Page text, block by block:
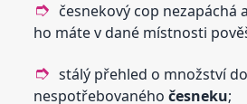
česnekový cop nezapáchá
ho máte v dané místnosti
stálý přehled o množství
nespotřebovanéhočesneku;